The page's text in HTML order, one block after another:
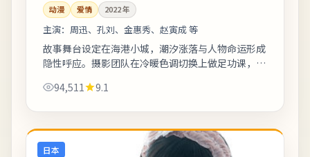
动漫 爱情 2022年
主演： 周迅、孔刘、金惠秀、赵寅成 等
故事舞台设定在海港小城，潮汐涨落与人物命运形成
隐性呼应。摄影团队在冷暖色调切换上做足功课，城
实质感的观众；若追求纯爽片场面需自行权...
94,511 9.1
日本